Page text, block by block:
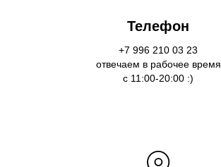
Телефон
+7 996 210 03 23
отвечаем в рабочее время
с 11:00-20:00 :)